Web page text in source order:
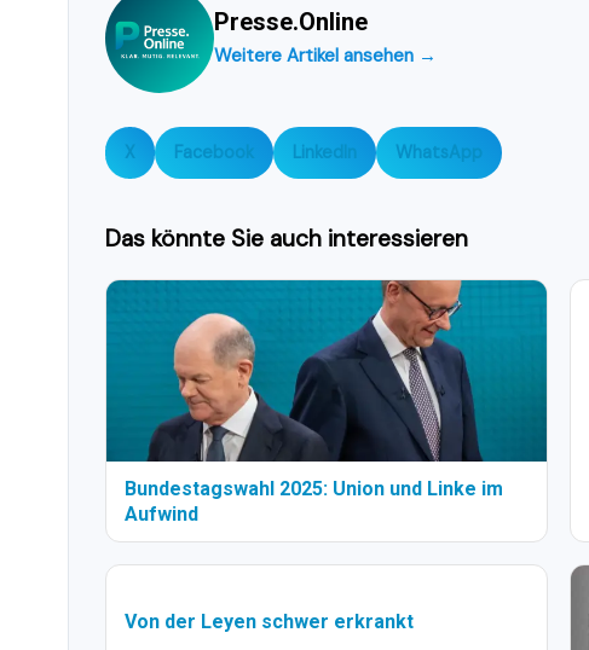
Presse.Online
Weitere Artikel ansehen →
X Facebook LinkedIn WhatsApp
Das könnte Sie auch interessieren
Bundestagswahl 2025: Union und Linke im
Aufwind
Von der Leyen schwer erkrankt